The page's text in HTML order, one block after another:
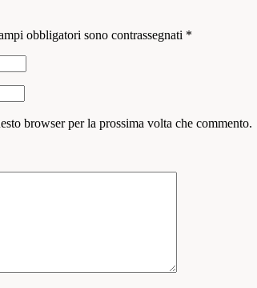
obbligatori sono contrassegnati *
browser per la prossima volta che commento.